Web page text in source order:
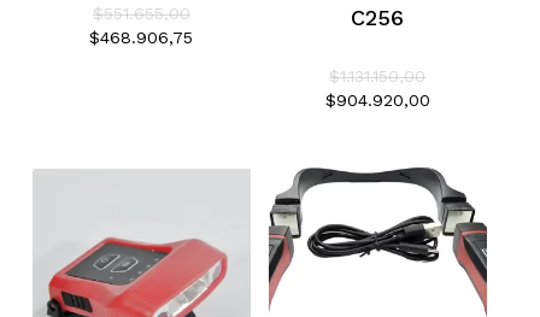
$551.655,00El
precio
$468.906,75
C256
$1.131.150,00El
precio
$904.920,00El
es:
$904.920,00.